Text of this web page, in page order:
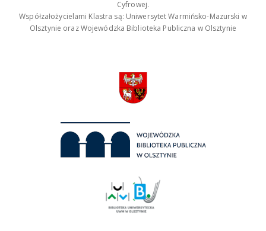
Cyfrowej.
Współzałożycielami Klastra są: Uniwersytet Warmińsko-Mazurski w
Olsztynie oraz Wojewódzka Biblioteka Publiczna w Olsztynie